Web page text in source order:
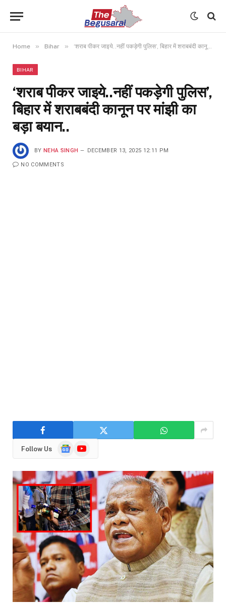
Home » Bihar » ‘शराब पीकर जाइये..नहीं पकड़ेगी पुलिस’, बिहार में शराबबंदी कानून पर मांझी का बड़ा बयान..
BIHAR
‘शराब पीकर जाइये..नहीं पकड़ेगी पुलिस’,
बिहार में शराबबंदी कानून पर मांझी का
बड़ा बयान..
BY NEHA SINGH DECEMBER 13, 2025 12:11 PM
NO COMMENTS
Follow Us
GoogleYouTube